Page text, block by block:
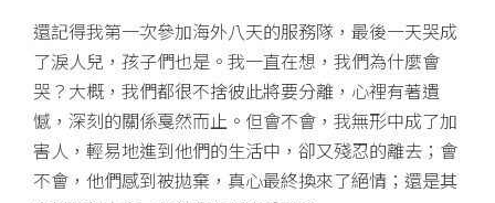
還記得我第一次參加海外八天的服務隊，最後一天哭成
了淚人兒，孩子們也是。我一直在想，我們為什麼會
哭？大概，我們都很不捨彼此將要分離，心裡有著遺
憾，深刻的關係戛然而止。但會不會，我無形中成了加
害人，輕易地進到他們的生活中，卻又殘忍的離去；會
不會，他們感到被拋棄，真心最終換來了絕情；還是其